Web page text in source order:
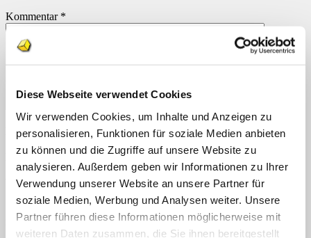
Diese Webseite verwendet Cookies
Wir verwenden Cookies, um Inhalte und Anzeigen zu
personalisieren, Funktionen für soziale Medien anbieten
zu können und die Zugriffe auf unsere Website zu
analysieren. Außerdem geben wir Informationen zu Ihrer
Verwendung unserer Website an unsere Partner für
soziale Medien, Werbung und Analysen weiter. Unsere
Partner führen diese Informationen möglicherweise mit
weiteren Daten zusammen, die Sie ihnen bereitgestellt
Kommentar *
Name*
E-Mail-Adresse*
Website
Name, E-Mail-Adresse und Website in diesem Browser für
meinen nächsten Kommentar speichern.